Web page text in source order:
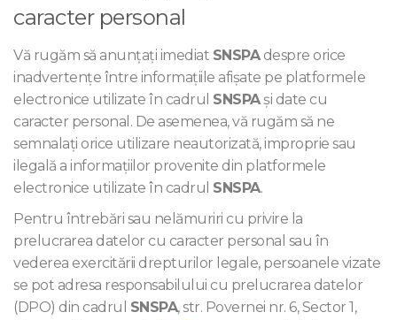
caracter personal
Vă rugăm să anunţaţi imediat SNSPAdespre orice
inadvertențe între informațiile afișate pe platformele
electronice utilizate în cadrul SNSPAși date cu
caracter personal. De asemenea, vă rugăm să ne
semnalați orice utilizare neautorizată, improprie sau
ilegală a informațiilor provenite din platformele
electronice utilizate în cadrul SNSPA.
Pentru întrebări sau nelămuriri cu privire la
prelucrarea datelor cu caracter personal sau în
vederea exercitării drepturilor legale, persoanele vizate
se pot adresa responsabilului cu prelucrarea datelor
(DPO) din cadrul SNSPA, str. Povernei nr. 6, Sector 1,